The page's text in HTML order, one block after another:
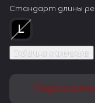
Стандарт длины
Таблица размеров